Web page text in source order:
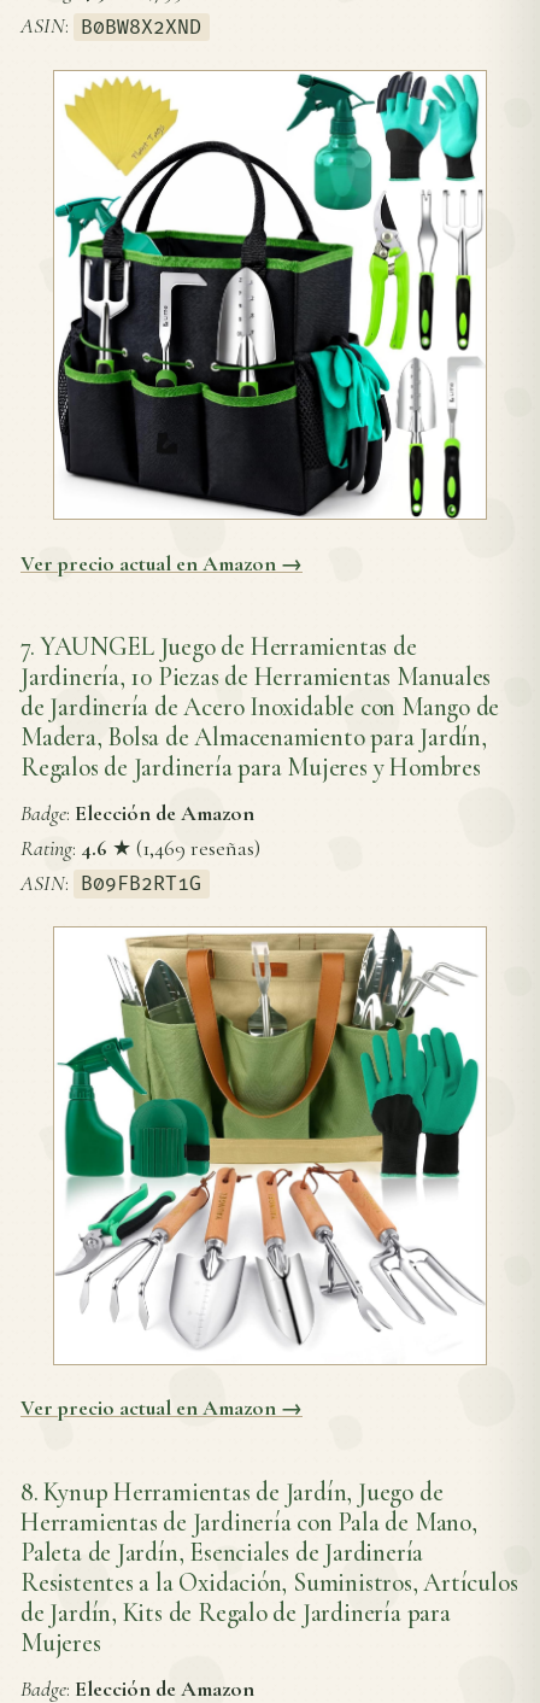
ASIN: B0BW8X2XND
Ver precio actual en Amazon →
7. YAUNGEL Juego de Herramientas de
Jardinería, 10 Piezas de Herramientas Manuales
de Jardinería de Acero Inoxidable con Mango de
Madera, Bolsa de Almacenamiento para Jardín,
Regalos de Jardinería para Mujeres y Hombres
Badge: Elección de Amazon
Rating: 4.6 ★ (1,469 reseñas)
ASIN: B09FB2RT1G
Ver precio actual en Amazon →
8. Kynup Herramientas de Jardín, Juego de
Herramientas de Jardinería con Pala de Mano,
Paleta de Jardín, Esenciales de Jardinería
Resistentes a la Oxidación, Suministros, Artículos
de Jardín, Kits de Regalo de Jardinería para
Mujeres
Badge: Elección de Amazon